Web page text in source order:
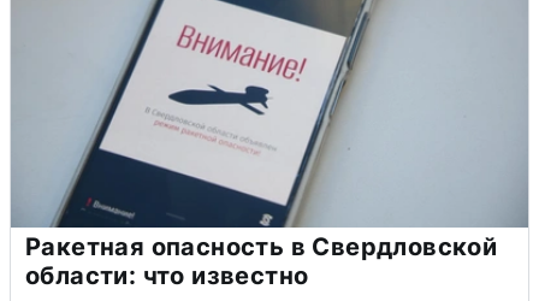
Ракетная опасность в Свердловской
области: что известно